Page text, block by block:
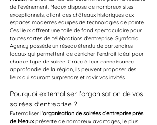
de l'événement. Meaux dispose de nombreux sites
exceptionnels, allant des châteaux historiques aux
espaces modernes équipés de technologies de pointe.
Ces lieux offrent une toile de fond spectaculaire pour
toutes sortes de célébrations d'entreprise. Symfonia
Agency possède un réseau étendu de partenaires
locaux qui permettent de dénicher l'endroit idéal pour
chaque type de soirée. Grâce à leur connaissance
approfondie de la région, ils peuvent proposer des
lieux qui sauront surprendre et ravir vos invités.
Pourquoi externaliser l'organisation de vos
soirées d'entreprise ?
Externaliser l'organisation de soirées d’entreprise près
de Meaux présente de nombreux avantages, le plus